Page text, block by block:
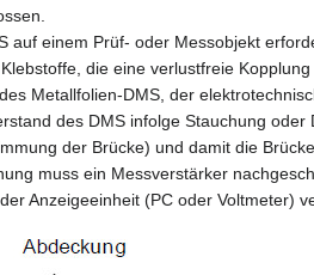
auf einem Prüf- oder Messobjekt
die eine verlustfreie
Metallfolien-DMS, der
des DMS infolge Stauchung
der Brücke) und damit die
muss ein Messverstärker
Anzeigeeinheit (PC oder Voltmeter)